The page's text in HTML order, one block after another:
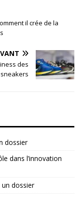
il crée de la
des
sneakers
dossier
dans l’innovation
dossier